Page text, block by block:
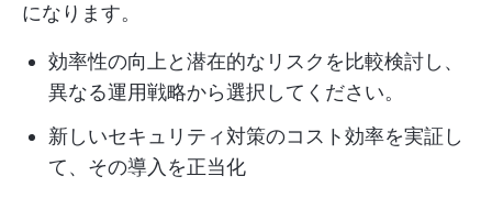
になります。
効率性の向上と潜在的なリスクを比較検討し、
異なる運用戦略から選択してください。
新しいセキュリティ対策のコスト効率を実証し
て、その導入を正当化